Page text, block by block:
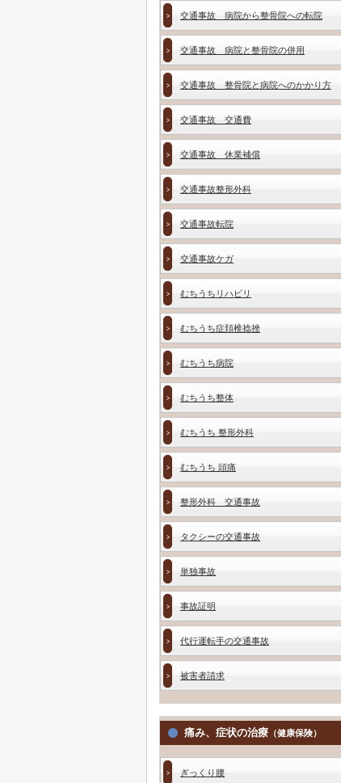
交通事故 病院から整骨院への転院
交通事故 病院と整骨院の併用
交通事故 整骨院と病院へのかかり方
交通事故 交通費
交通事故 休業補償
交通事故整形外科
交通事故転院
交通事故ケガ
むちうちリハビリ
むちうち症頚椎捻挫
むちうち病院
むちうち整体
むちうち 整形外科
むちうち 頭痛
整形外科 交通事故
タクシーの交通事故
単独事故
事故証明
代行運転手の交通事故
被害者請求
痛み、症状の治療 （健康保険）
ぎっくり腰